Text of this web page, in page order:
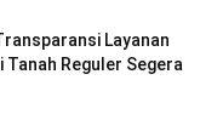
Layanan
Tanah Reguler Segera